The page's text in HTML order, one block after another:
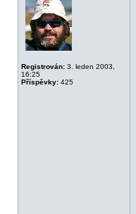
Registrován: 3. leden 2003,
16:25
Příspěvky: 425